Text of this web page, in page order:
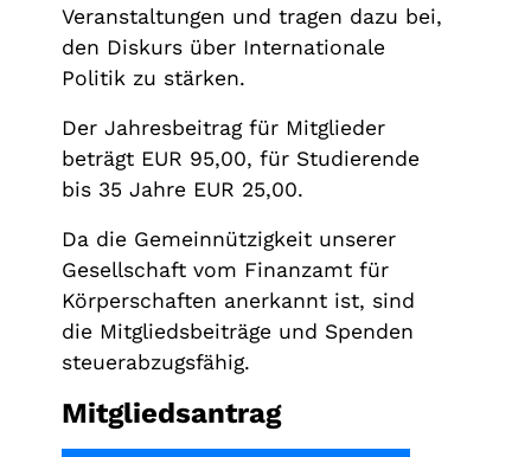
Veranstaltungen und tragen dazu bei,
den Diskurs über Internationale
Politik zu stärken.
Der Jahresbeitrag für Mitglieder
beträgt EUR 95,00, für Studierende
bis 35 Jahre EUR 25,00.
Da die Gemeinnützigkeit unserer
Gesellschaft vom Finanzamt für
Körperschaften anerkannt ist, sind
die Mitgliedsbeiträge und Spenden
steuerabzugsfähig.
Mitgliedsantrag